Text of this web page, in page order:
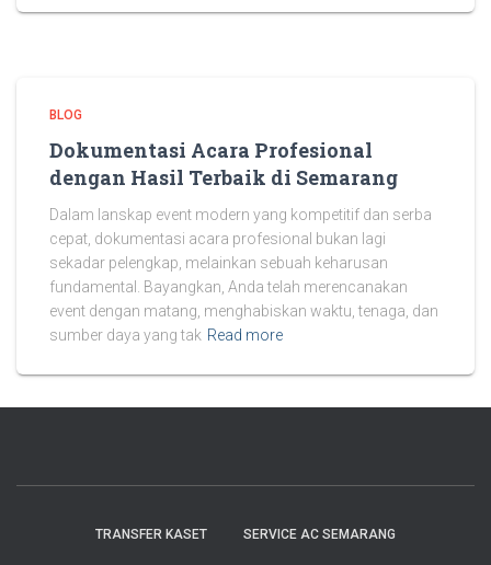
BLOG
Dokumentasi Acara Profesional
dengan Hasil Terbaik di Semarang
Dalam lanskap event modern yang kompetitif dan serba
cepat, dokumentasi acara profesional bukan lagi
sekadar pelengkap, melainkan sebuah keharusan
fundamental. Bayangkan, Anda telah merencanakan
event dengan matang, menghabiskan waktu, tenaga, dan
sumber daya yang tak Read more
TRANSFER KASET SERVICE AC SEMARANG